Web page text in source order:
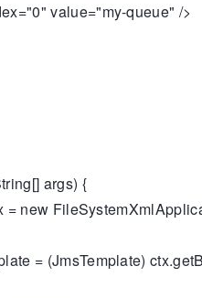
="0" value="my-queue" />
args) {
= new
= (JmsTemplate)